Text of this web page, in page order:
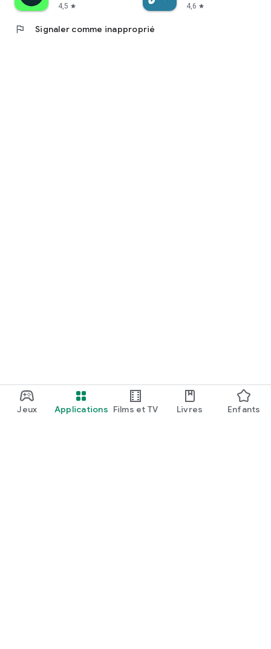
Jeux Applications Films et TV Livres Enfants
4,5 star
4,6 star
flag Signaler comme inapproprié